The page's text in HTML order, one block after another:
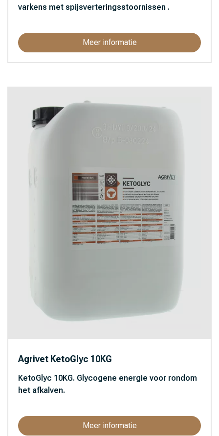
varkens met spijsverteringsstoornissen .
Meer informatie
Agrivet KetoGlyc 10KG
KetoGlyc 10KG. Glycogene energie voor rondom
het afkalven.
Meer informatie